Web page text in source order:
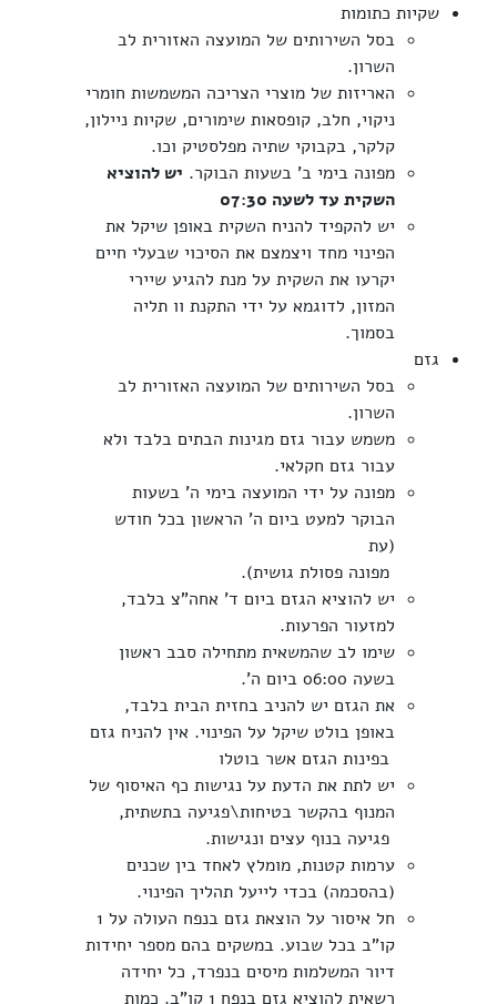
שקיות כתומות
בסל השירותים של המועצה האזורית לב
השרון.
האריזות של מוצרי הצריכה המשמשות חומרי
ניקוי, חלב, קופסאות שימורים, שקיות ניילון,
קלקר, בקבוקי שתיה מפלסטיק וכו.
מפונה בימי ב' בשעות הבוקר. יש להוציא
השקית עד לשעה 07:30
יש להקפיד להניח השקית באופן שיקל את
הפינוי מחד ויצמצם את הסיכוי שבעלי חיים
יקרעו את השקית על מנת להגיע שיירי
המזון, לדוגמא על ידי התקנת וו תליה
בסמוך.
גזם
בסל השירותים של המועצה האזורית לב
השרון.
משמש עבור גזם מגינות הבתים בלבד ולא
עבור גזם חקלאי.
מפונה על ידי המועצה בימי ה' בשעות
הבוקר למעט ביום ה' הראשון בכל חודש
(עת
מפונה פסולת גושית).
יש להוציא הגזם ביום ד' אחה"צ בלבד,
למזעור הפרעות.
שימו לב שהמשאית מתחילה סבב ראשון
בשעה 06:00 ביום ה'.
את הגזם יש להניב בחזית הבית בלבד,
באופן בולט שיקל על הפינוי. אין להניח גזם
בפינות הגזם אשר בוטלו
יש לתת את הדעת על נגישות כף האיסוף של
המנוף בהקשר בטיחות\פגיעה בתשתית,
פגיעה בנוף עצים ונגישות.
ערמות קטנות, מומלץ לאחד בין שכנים
(בהסכמה) בכדי לייעל תהליך הפינוי.
חל איסור על הוצאת גזם בנפח העולה על 1
קו"ב בכל שבוע. במשקים בהם מספר יחידות
דיור המשלמות מיסים בנפרד, כל יחידה
רשאית להוציא גזם בנפח 1 קו"ב. כמות